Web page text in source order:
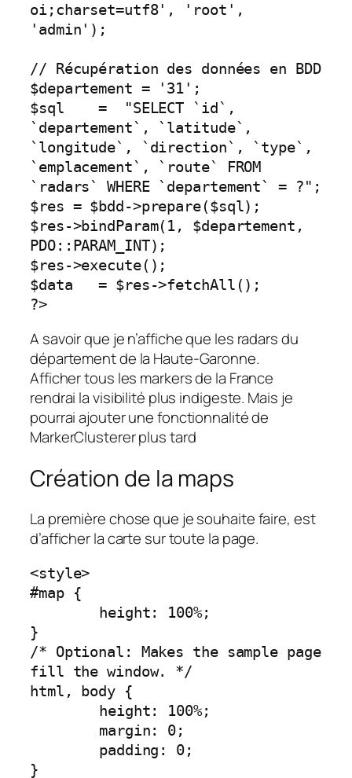
oi;charset=utf8', 'root',
'admin');
// Récupération des données en BDD
$departement = '31';
$sql    =  "SELECT `id`,
`departement`, `latitude`,
`longitude`, `direction`, `type`,
`emplacement`, `route` FROM
`radars` WHERE `departement` = ?";
$res = $bdd->prepare($sql);
$res->bindParam(1, $departement,
PDO::PARAM_INT);
$res->execute();
$data   = $res->fetchAll();
?>
A savoir que je n’affiche que les radars du
département de la Haute-Garonne.
Afficher tous les markers de la France
rendrai la visibilité plus indigeste. Mais je
pourrai ajouter une fonctionnalité de
MarkerClusterer plus tard
Création de la maps
La première chose que je souhaite faire, est
d’afficher la carte sur toute la page.
<style>
#map {
}
/* Optional: Makes the sample page
fill the window. */
html, body {
}